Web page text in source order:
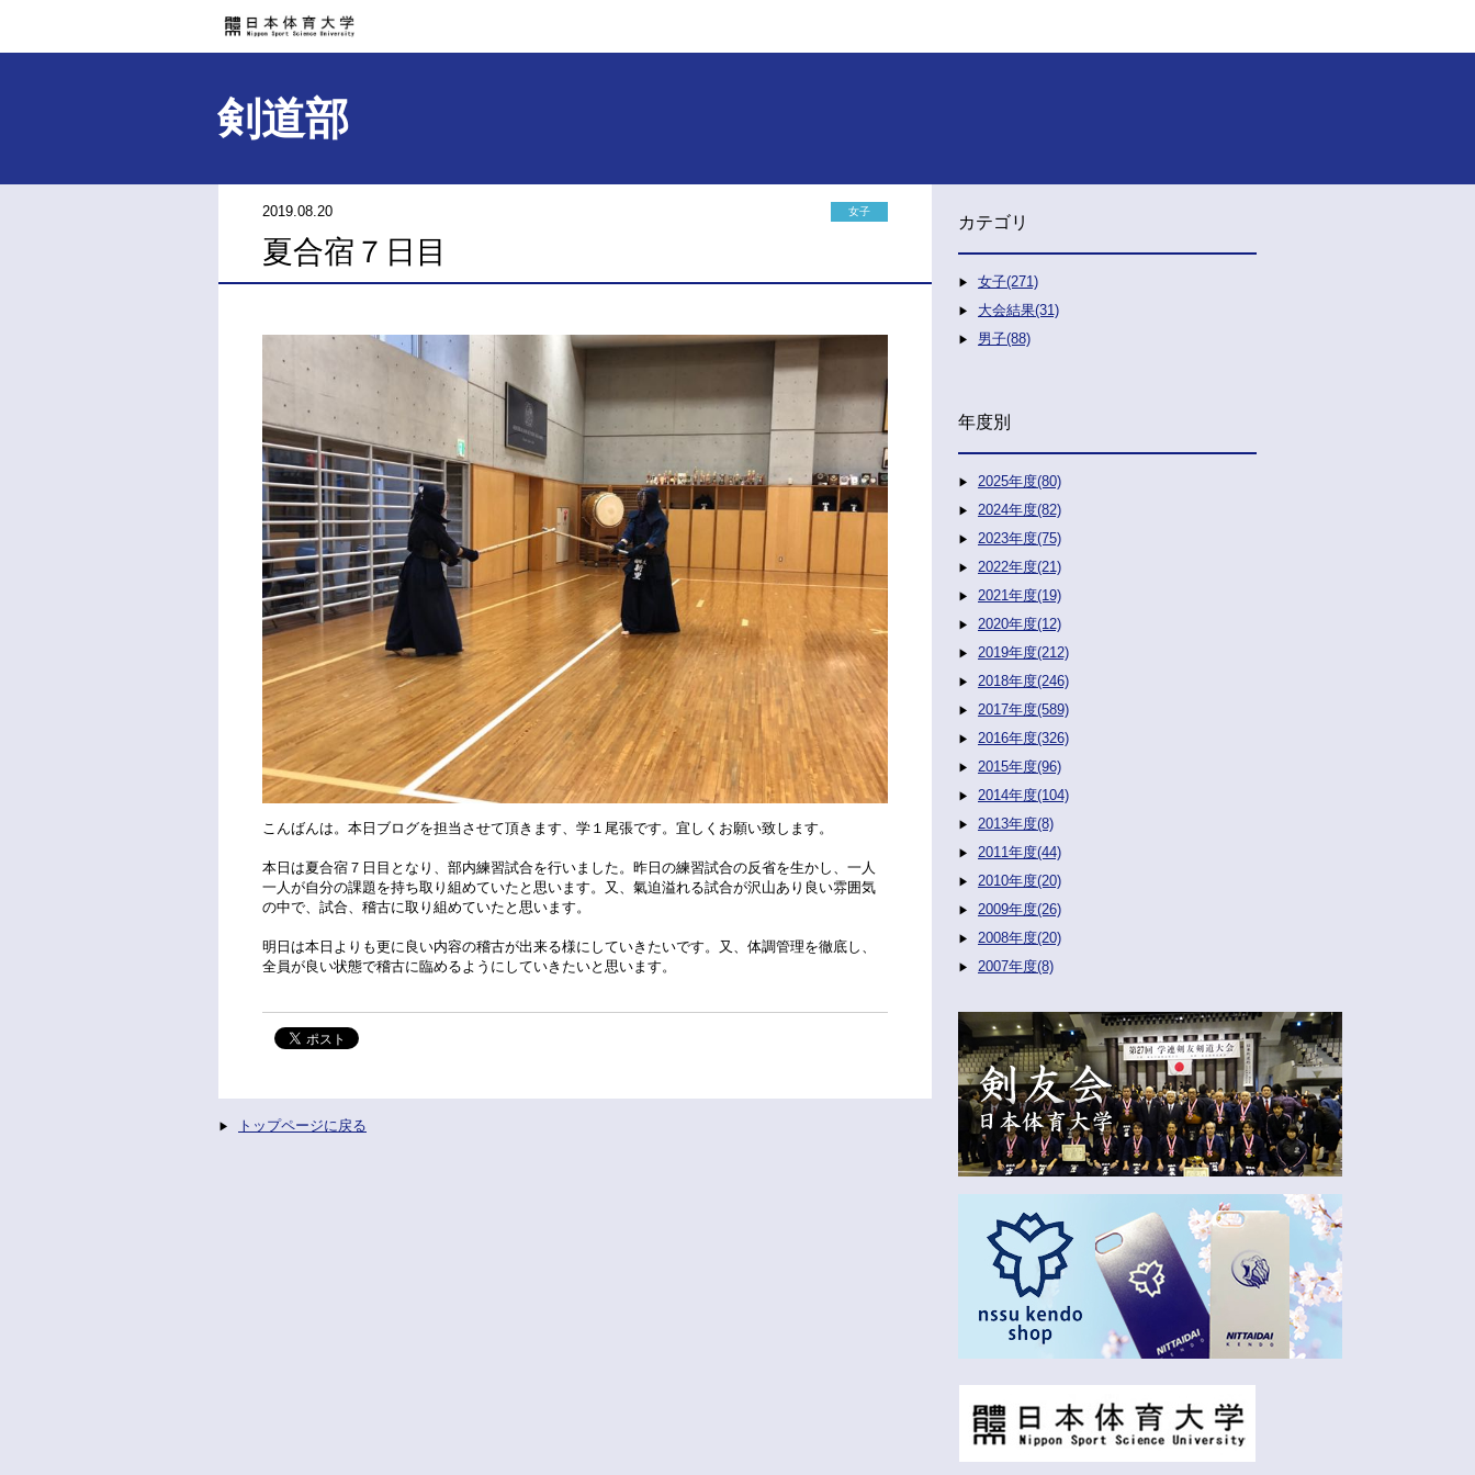
剣道部
2019.08.20 女子
夏合宿７日目
こんばんは。本日ブログを担当させて頂きます、学１尾張です。宜しくお願い致します。
本日は夏合宿７日目となり、部内練習試合を行いました。昨日の練習試合の反省を生かし、一人
一人が自分の課題を持ち取り組めていたと思います。又、氣迫溢れる試合が沢山あり良い雰囲気
の中で、試合、稽古に取り組めていたと思います。
明日は本日よりも更に良い内容の稽古が出来る様にしていきたいです。又、体調管理を徹底し、
全員が良い状態で稽古に臨めるようにしていきたいと思います。
トップページに戻る
カテゴリ
女子(271)
大会結果(31)
男子(88)
年度別
2025年度(80)
2024年度(82)
2023年度(75)
2022年度(21)
2021年度(19)
2020年度(12)
2019年度(212)
2018年度(246)
2017年度(589)
2016年度(326)
2015年度(96)
2014年度(104)
2013年度(8)
2011年度(44)
2010年度(20)
2009年度(26)
2008年度(20)
2007年度(8)